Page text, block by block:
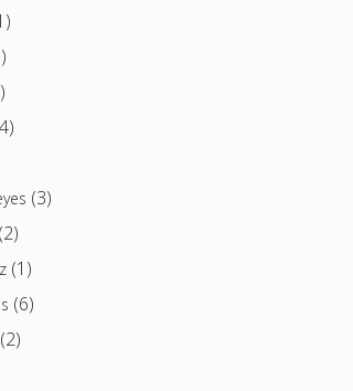
(3)
(2)
(1)
(6)
(2)